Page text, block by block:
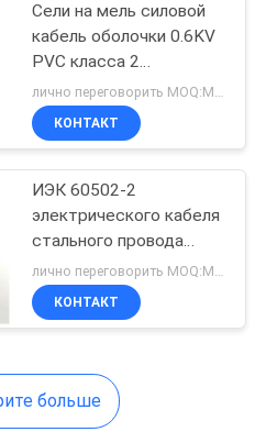
95
Сели на мель силовой
кабель оболочки 0.6KV
PVC класса 2
бронированный
КОНТАКТ
ИЭК 60502-2
электрического кабеля
стального провода
ядров низшего
напряжения одиночный
бронированный
КОНТАКТ
больше